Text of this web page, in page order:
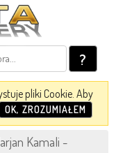
?
pliki Cookie. Aby
OK, ZROZUMIAŁEM
Kamali -